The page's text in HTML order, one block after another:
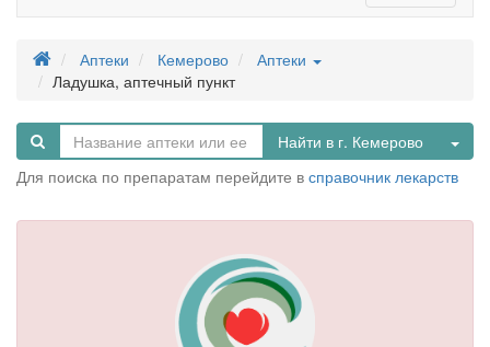
Аптеки Кемерово
Аптеки
Ладушка, аптечный пункт
Найти в г. Кемерово
Для поиска по препаратам перейдите в справочник лекарств